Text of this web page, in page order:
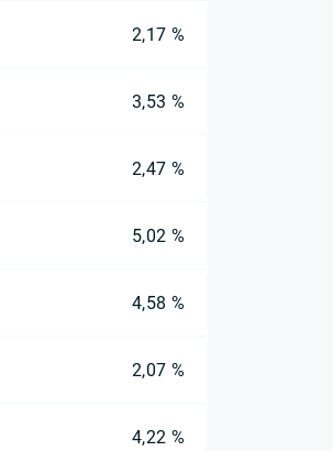
2,17 %
3,53 %
2,47 %
5,02 %
4,58 %
2,07 %
4,22 %